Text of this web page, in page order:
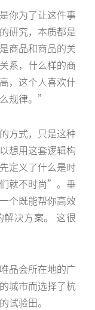
你为了让这件事
研究，本质都是
商品和商品的关
系，什么样的商
，这个人喜欢什
规律。”
方式，只是这种
想用这套逻辑构
定义了什么是时
就不时尚”。垂
个既能帮你高效
决方案。 这很
品会所在地的广
城市而选择了杭
试验田。